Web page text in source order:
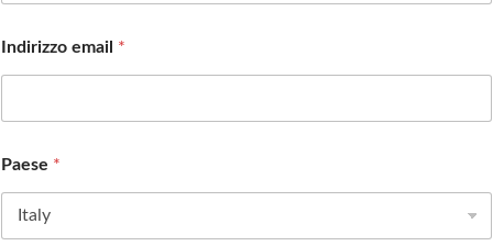
Indirizzo email *
Paese *